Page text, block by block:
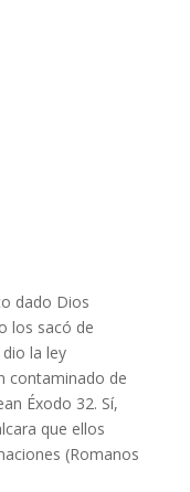
dado Dios
los sacó de
la ley
contaminado de
Éxodo 32. Sí,
que ellos
(Romanos